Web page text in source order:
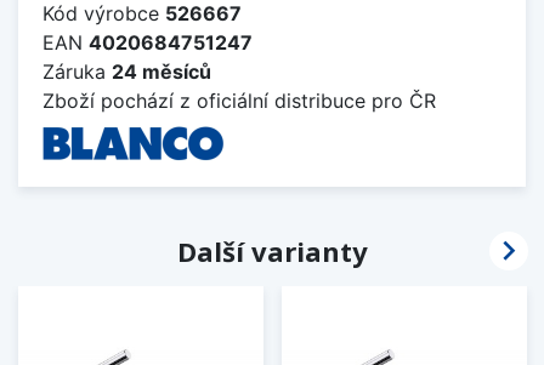
Kód výrobce 526667
EAN 4020684751247
Záruka 24 měsíců
Zboží pochází z oficiální distribuce pro ČR
Další varianty 